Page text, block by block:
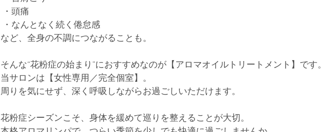
・頭痛
・なんとなく続く倦怠感
など、全身の不調につながることも。
そんな“花粉症の始まり”におすすめなのが【アロマオイルトリートメント】です。
当サロンは【女性専用／完全個室】。
周りを気にせず、深く呼吸しながらお過ごしいただけます。
花粉症シーズンこそ、身体を緩めて巡りを整えることが大切。